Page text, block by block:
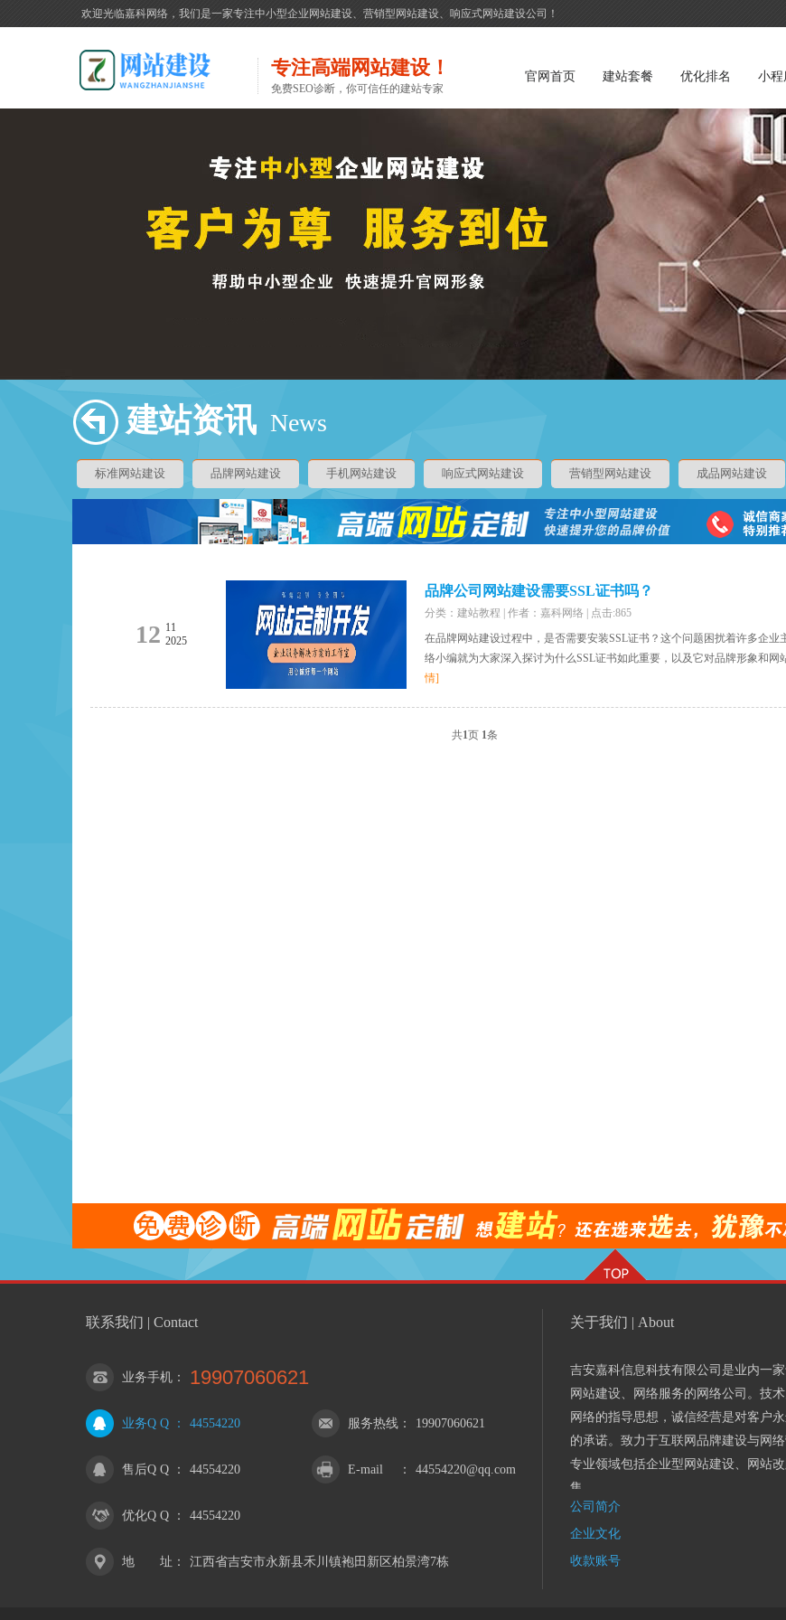
欢迎光临嘉科网络，我们是一家专注中小型企业网站建设、营销型网站建设、响应式网站建设公司！
专注高端网站建设！
免费SEO诊断，你可信任的建站专家
官网首页 建站套餐 优化排名 小程
建站资讯 News
标准网站建设 品牌网站建设 手机网站建设 响应式网站建设 营销型网站建设 成品网站建设
12 11
2025
品牌公司网站建设需要SSL证书吗？
分类：建站教程 | 作者：嘉科网络 | 点击:865
在品牌网站建设过程中，是否需要安装SSL证书？这个问题困扰着许多企业
络小编就为大家深入探讨为什么SSL证书如此重要，以及它对品牌形象和网
情]
共1页 1条
联系我们 | Contact
业务手机 ： 19907060621
业务Q Q ： 44554220 服务热线 ： 19907060621
售后Q Q ： 44554220 E-mail ： 44554220@qq.com
优化Q Q ： 44554220
地 址 ： 江西省吉安市永新县禾川镇袍田新区柏景湾7栋
关于我们 | About
吉安嘉科信息科技有限公司是业内一
网站建设、网络服务的网络公司。技
网络的指导思想，诚信经营是对客户
的承诺。致力于互联网品牌建设与网络
专业领域包括企业型网站建设、网站改
集...
公司简介
企业文化
收款账号